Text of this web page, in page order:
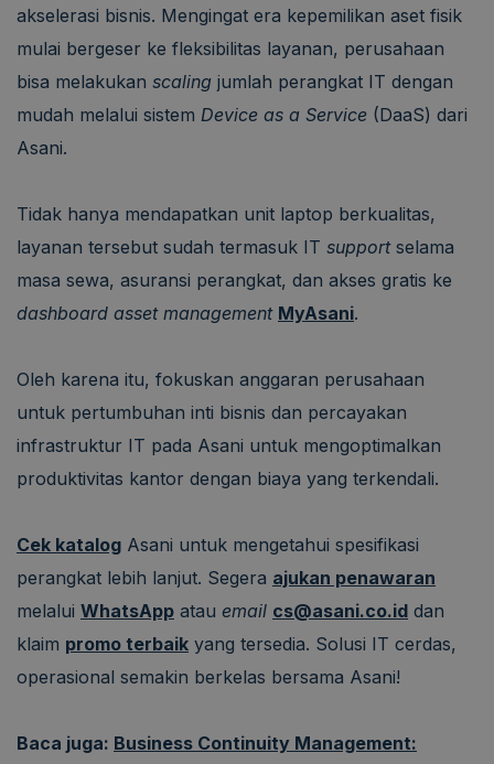
akselerasi bisnis. Mengingat era kepemilikan aset fisik
mulai bergeser ke fleksibilitas layanan, perusahaan
bisa melakukan scaling jumlah perangkat IT dengan
mudah melalui sistem Device as a Service (DaaS) dari
Asani.
Tidak hanya mendapatkan unit laptop berkualitas,
layanan tersebut sudah termasuk IT supportselama
masa sewa, asuransi perangkat, dan akses gratis ke
dashboard asset management MyAsani.
Oleh karena itu, fokuskan anggaran perusahaan
untuk pertumbuhan inti bisnis dan percayakan
infrastruktur IT pada Asani untuk mengoptimalkan
produktivitas kantor dengan biaya yang terkendali.
Cek katalog Asani untuk mengetahui spesifikasi
perangkat lebih lanjut. Segera ajukan penawaran
melalui WhatsApp atau email cs@asani.co.id dan
klaim promo terbaik yang tersedia. Solusi IT cerdas,
operasional semakin berkelas bersama Asani!
Baca juga: Business Continuity Management: